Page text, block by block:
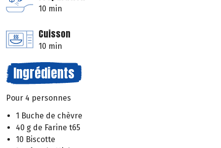
10 min
Cuisson
10 min
Ingrédients
Pour 4 personnes
1 Buche de chèvre
40 g de Farine t65
10 Biscotte